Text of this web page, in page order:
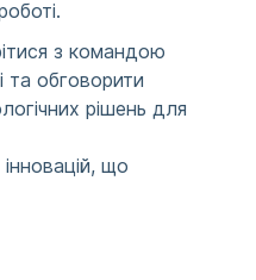
з командою
та обговорити
рішень для
що